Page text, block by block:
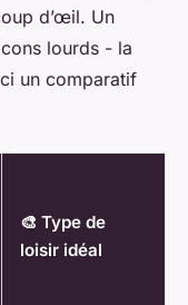
d’œil. Un
lourds - la
un comparatif
🎨 Type de
loisir idéal